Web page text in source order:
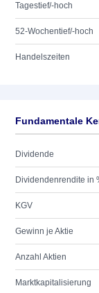
Tagestief/-hoch
52-Wochentief/-hoch
Handelszeiten
Dividende
Dividendenrendite in
KGV
Gewinn je Aktie
Anzahl Aktien
Marktkapitalisierung